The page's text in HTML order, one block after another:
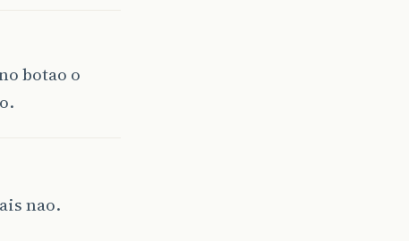
botao o
nao.